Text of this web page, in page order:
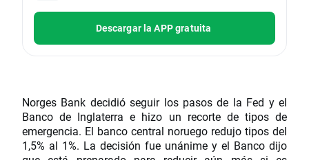
Descargar la APP gratuita
Norges Bank decidió seguir los pasos de la Fed y el
Banco de Inglaterra e hizo un recorte de tipos de
emergencia. El banco central noruego redujo tipos del
1,5% al 1%. La decisión fue unánime y el Banco dijo